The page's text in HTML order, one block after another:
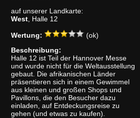
auf unserer Landkarte:
West , Halle 12
Wertung:
(ok)
Beschreibung:
Halle 12 ist Teil der Hannover Messe
und wurde nicht für die Weltausstellung
gebaut. Die afrikanischen Länder
präsentieren sich in einem Gewimmel
aus kleinen und großen Shops und
Pavillons, die den Besucher dazu
einladen, auf Entdeckungsreise zu
gehen (und etwas zu kaufen).